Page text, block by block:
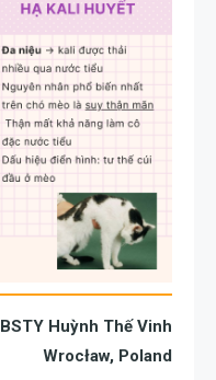
Huỳnh Thế Vinh
Wrocław, Poland